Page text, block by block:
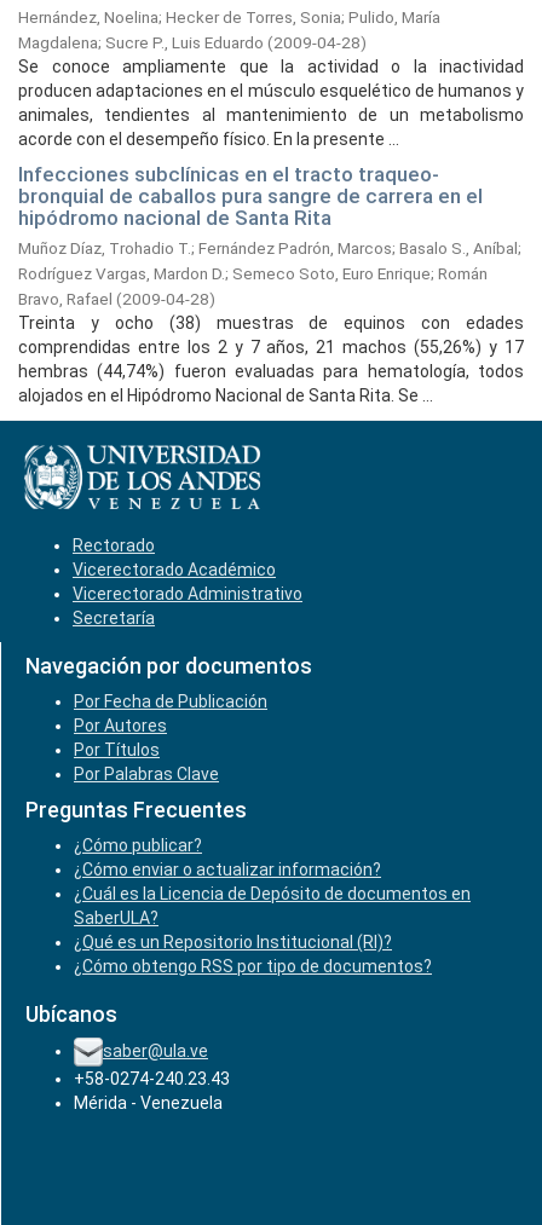
Hernández, Noelina; Hecker de Torres, Sonia; Pulido, María
Magdalena; Sucre P., Luis Eduardo (2009-04-28)
Se conoce ampliamente que la actividad o la inactividad
producen adaptaciones en el músculo esquelético de humanos y
animales, tendientes al mantenimiento de un metabolismo
acorde con el desempeño físico. En la presente ...
Infecciones subclínicas en el tracto traqueo-
bronquial de caballos pura sangre de carrera en el
hipódromo nacional de Santa Rita
Muñoz Díaz, Trohadio T.; Fernández Padrón, Marcos; Basalo S., Aníbal;
Rodríguez Vargas, Mardon D.; Semeco Soto, Euro Enrique; Román
Bravo, Rafael (2009-04-28)
Treinta y ocho (38) muestras de equinos con edades
comprendidas entre los 2 y 7 años, 21 machos (55,26%) y 17
hembras (44,74%) fueron evaluadas para hematología, todos
alojados en el Hipódromo Nacional de Santa Rita. Se ...
Rectorado
Vicerectorado Académico
Vicerectorado Administrativo
Secretaría
Navegación por documentos
Por Fecha de Publicación
Por Autores
Por Títulos
Por Palabras Clave
Preguntas Frecuentes
¿Cómo publicar?
¿Cómo enviar o actualizar información?
¿Cuál es la Licencia de Depósito de documentos en
SaberULA?
¿Qué es un Repositorio Institucional (RI)?
¿Cómo obtengo RSS por tipo de documentos?
Ubícanos
saber@ula.ve
+58-0274-240.23.43
Mérida - Venezuela